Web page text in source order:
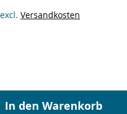
excl. Versandkosten
In den Warenkorb